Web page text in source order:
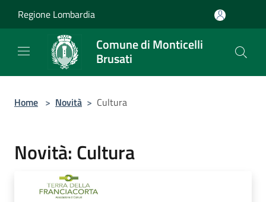
Regione Lombardia
Comune di Monticelli
Brusati
Home > Novità > Cultura
Novità: Cultura